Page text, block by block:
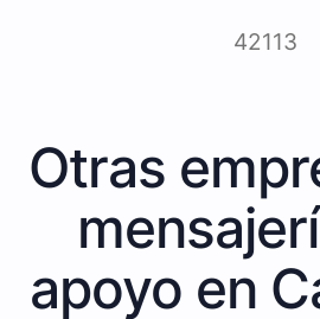
42113
Otras
apoyo en